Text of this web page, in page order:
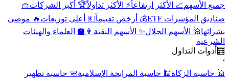
جميع الأسهم📈 الأكثر ارتفاعاً⚡ الأكثر تداولاً🏆 أكبر الشركات🧺
صناديق المؤشرات ETF
💰 أرخص تقييماً💵 أعلى توزيعات🔥 موصى
بشرائها🕌 الأسهم الحلال ✨ الأسهم النقية👨‍🏫 العلماء والهيئات
الشرعية
🧮أدوات التداول
🕌 حاسبة الزكاة🕌 حاسبة المرابحة الإسلامية🧼 حاسبة تطهير